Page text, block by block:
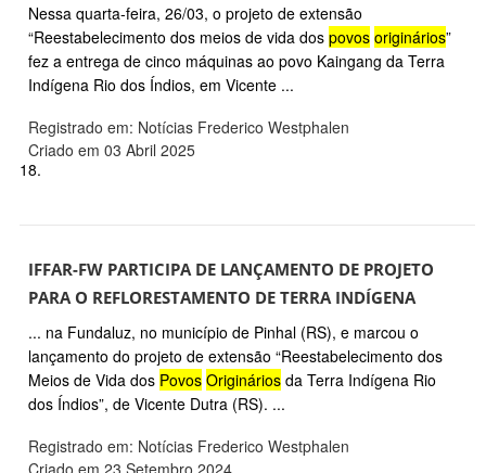
Nessa quarta-feira, 26/03, o projeto de extensão
“Reestabelecimento dos meios de vida dos povos originários”
fez a entrega de cinco máquinas ao povo Kaingang da Terra
Indígena Rio dos Índios, em Vicente ...
Registrado em: Notícias Frederico Westphalen
Criado em 03 Abril 2025
18.
IFFAR-FW PARTICIPA DE LANÇAMENTO DE PROJETO
PARA O REFLORESTAMENTO DE TERRA INDÍGENA
... na Fundaluz, no município de Pinhal (RS), e marcou o
lançamento do projeto de extensão “Reestabelecimento dos
Meios de Vida dos Povos Originários da Terra Indígena Rio
dos Índios”, de Vicente Dutra (RS). ...
Registrado em: Notícias Frederico Westphalen
Criado em 23 Setembro 2024